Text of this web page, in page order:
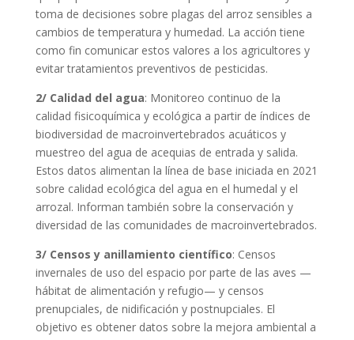
toma de decisiones sobre plagas del arroz sensibles a
cambios de temperatura y humedad. La acción tiene
como fin comunicar estos valores a los agricultores y
evitar tratamientos preventivos de pesticidas.
2/ Calidad del agua: Monitoreo continuo de la
calidad fisicoquímica y ecológica a partir de índices de
biodiversidad de macroinvertebrados acuáticos y
muestreo del agua de acequias de entrada y salida.
Estos datos alimentan la línea de base iniciada en 2021
sobre calidad ecológica del agua en el humedal y el
arrozal. Informan también sobre la conservación y
diversidad de las comunidades de macroinvertebrados.
3/ Censos y anillamiento científico: Censos
invernales de uso del espacio por parte de las aves —
hábitat de alimentación y refugio— y censos
prenupciales, de nidificación y postnupciales. El
objetivo es obtener datos sobre la mejora ambiental a